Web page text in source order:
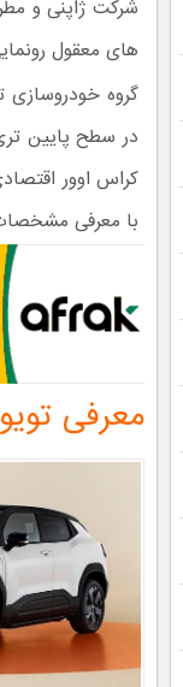
های معقول
گروه خودروسازی
در سطح پایین
کراس اوور
با معرفی مشخصات
معرفی